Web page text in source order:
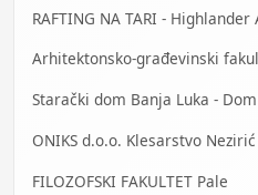
RAFTING NA TARI - Highlander
Arhitektonsko-građevinski
ONIKS d.o.o. Klesarstvo Nezirić
FILOZOFSKI FAKULTET Pale